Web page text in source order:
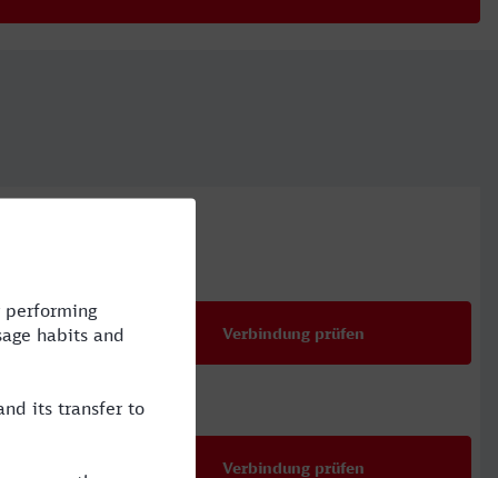
Verbindung prüfen
ab50,99 €
Verbindung prüfen